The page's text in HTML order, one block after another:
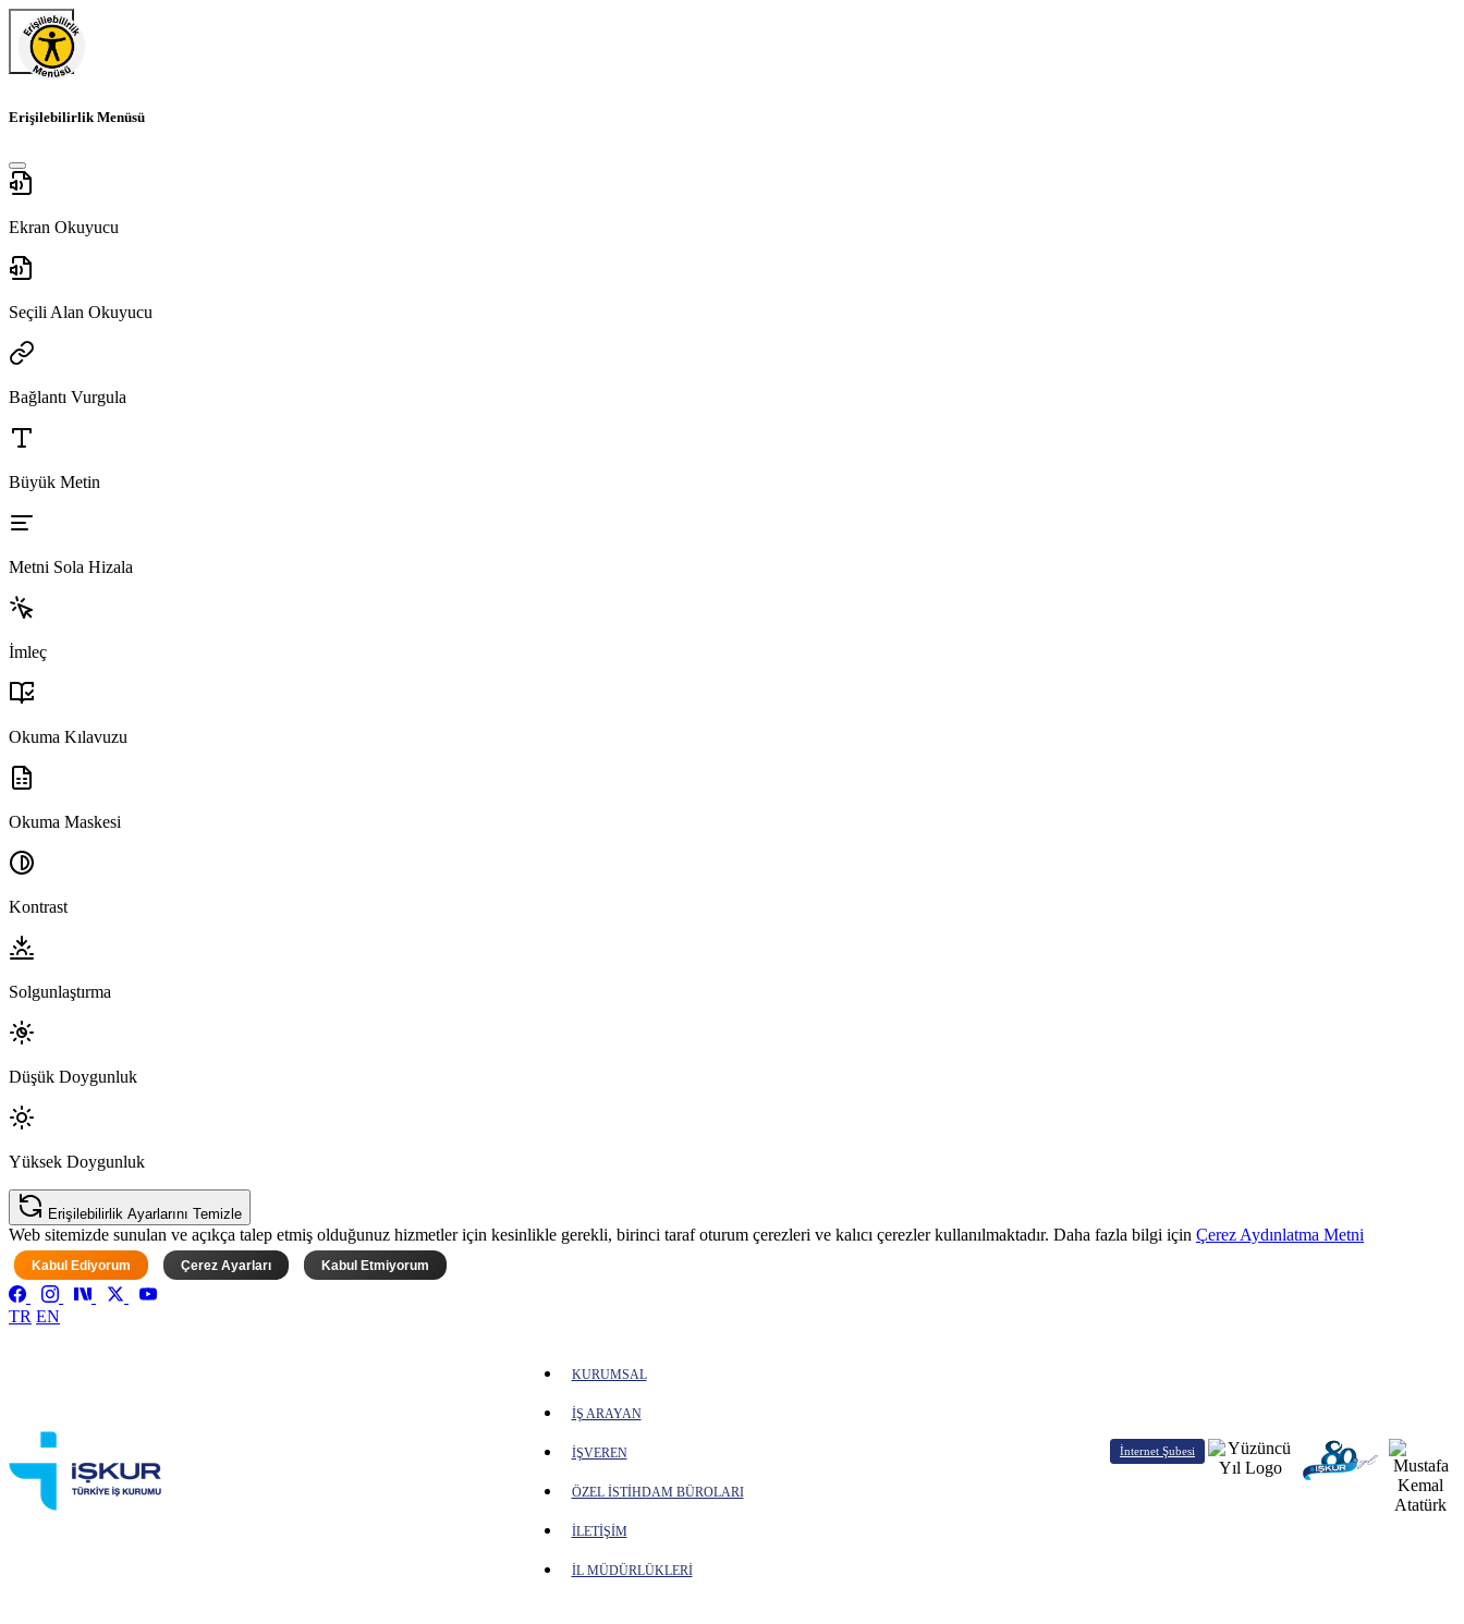
Erişilebilirlik Menüsü
Ekran Okuyucu
Seçili Alan Okuyucu
Bağlantı Vurgula
Büyük Metin
Metni Sola Hizala
İmleç
Okuma Kılavuzu
Okuma Maskesi
Kontrast
Solgunlaştırma
Düşük Doygunluk
Yüksek Doygunluk
Erişilebilirlik Ayarlarını Temizle
Web sitemizde sunulan ve açıkça talep etmiş olduğunuz hizmetler için kesinlikle gerekli, birinci taraf oturum çerezleri ve kalıcı çerezler kullanılmaktadır. Daha fazla bilgi için Çerez Aydınlatma Metni
Kabul Ediyorum Çerez Ayarları Kabul Etmiyorum
TR EN
KURUMSAL
İŞ ARAYAN
İŞVEREN
ÖZEL İSTİHDAM BÜROLARI
İLETİŞİM
İL MÜDÜRLÜKLERİ
İnternet Şubesi